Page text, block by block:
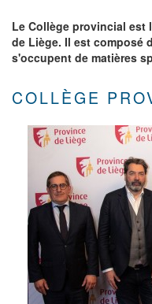
Le Collège provincial est
de Liège. Il est composé
s'occupent de matières
COLLÈGE